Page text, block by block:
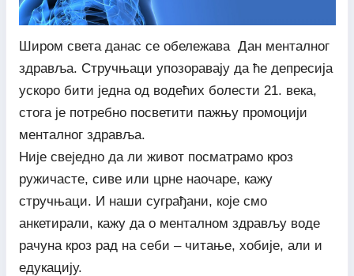
Широм света данас се обележава Дан менталног
здравља. Стручњаци упозоравају да ће депресија
ускоро бити једна од водећих болести 21. века,
стога је потребно посветити пажњу промоцији
менталног здравља.
Није свеједно да ли живот посматрамо кроз
ружичасте, сиве или црне наочаре, кажу
стручњаци. И наши суграђани, које смо
анкетирали, кажу да о менталном здрављу воде
рачуна кроз рад на себи – читање, хобије, али и
едукацију.